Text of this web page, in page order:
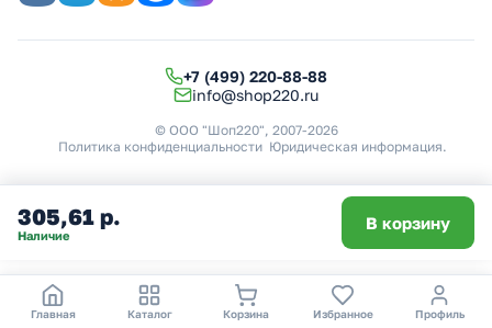
305,61 р.
Наличие
В корзину
+7 (499) 220-88-88
info@shop220.ru
© ООО "Шоп220", 2007-2026
Политика конфиденциальности Юридическая информация.
Главная Каталог Корзина Избранное Профиль